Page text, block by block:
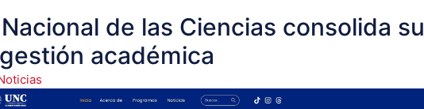
de las Ciencias consolida su
académica